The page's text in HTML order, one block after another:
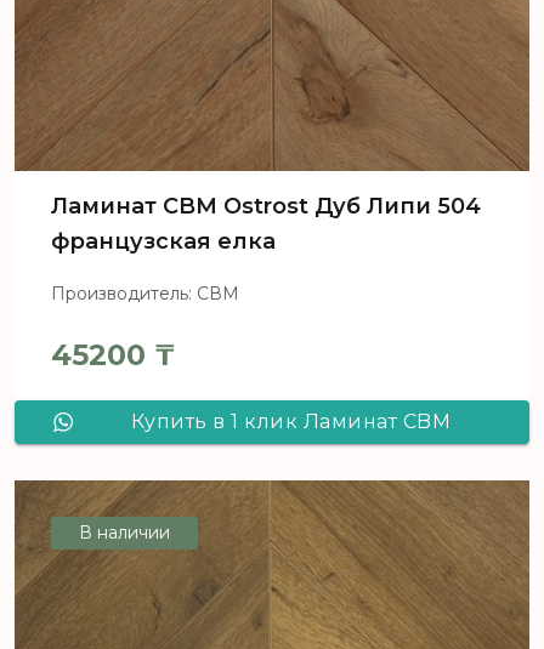
Ламинат CBM Ostrost Дуб Липи 504
французская елка
Производитель: СВМ
45200 ₸
Купить в 1 клик Ламинат CBM
елка
В наличии